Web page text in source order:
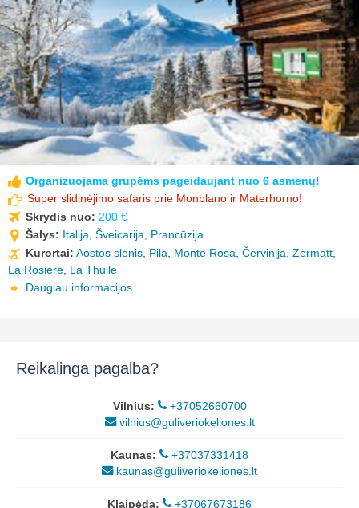
Organizuojama grupėms pageidaujant nuo 6 asmenų!
Super slidinėjimo safaris prie Monblano ir Materhorno!
Skrydis nuo: 200 €
Šalys: Italija ,Šveicarija
Prancūzija
Kurortai: Aostos slėnis Pila Monte Rosa ,Červinija ,Zermatt
La Rosiere La Thuile
Daugiau informacijos
Reikalinga pagalba?
Vilnius:
+37052660700
vilnius@guliveriokeliones.lt
Kaunas:
+37037331418
kaunas@guliveriokeliones.lt
Klaipėda: +37067673186